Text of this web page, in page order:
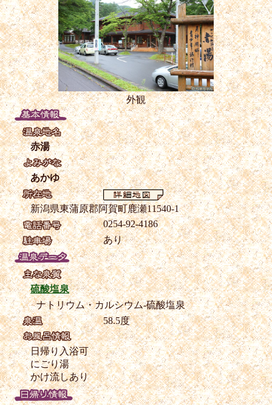
外観
赤湯
あかゆ
新潟県東蒲原郡阿賀町鹿瀬11540-1
0254-92-4186
あり
硫酸塩泉
ナトリウム・カルシウム-硫酸塩泉
58.5度
日帰り入浴可
にごり湯
かけ流しあり